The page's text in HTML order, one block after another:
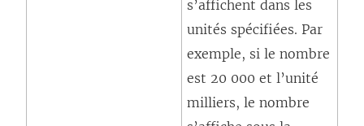
s’affichent dans les
unités spécifiées. Par
exemple, si le nombre
est 20 000 et l’unité
milliers, le nombre